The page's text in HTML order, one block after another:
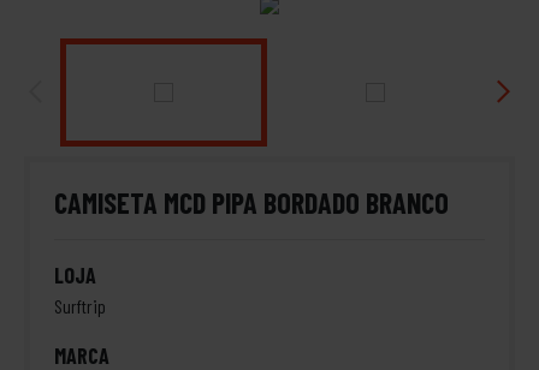
CAMISETA MCD PIPA BORDADO BRANCO
LOJA
Surftrip
MARCA